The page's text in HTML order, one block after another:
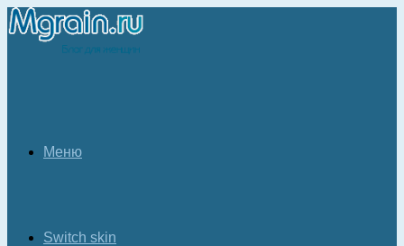
Меню
Switch skin